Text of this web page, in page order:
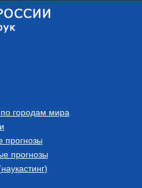
городам мира
прогнозы
прогнозы